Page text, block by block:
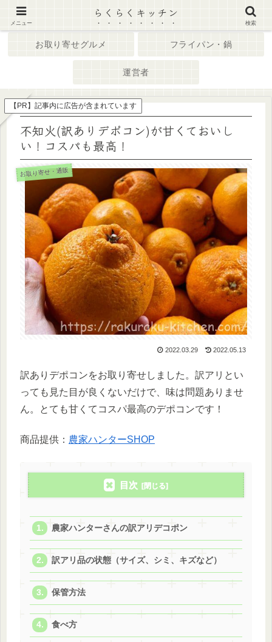
キッチン家電
お取り寄せグルメ フライパン・鍋
運営者
【PR】記事内に広告が含まれています
不知火(訳ありデポコン)が甘くておいし
い！コスパも最高！
お取り寄せ・通販
2022.03.29 2022.05.13
訳ありデポコンをお取り寄せしました。訳アリとい
っても見た目が良くないだけで、味は問題ありませ
ん。とても甘くてコスパ最高のデポコンです！
商品提供： 農家ハンターSHOP
目次
農家ハンターさんの訳アリデコポン
訳アリ品の状態（サイズ、シミ、キズなど）
保管方法
食べ方
メニュー
らくらくキッチン
検索